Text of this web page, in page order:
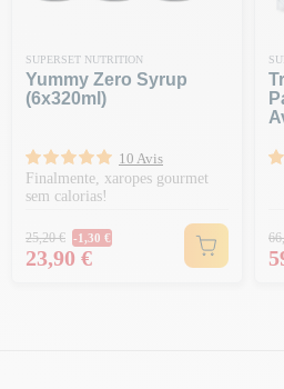
SUPERSET NUTRITION
Yummy Zero Syrup
(6x320ml)
10 Avis
Finalmente, xaropes gourmet
sem calorias!
Preço normal
25,20 € -1,30 €
Preço
23,90 €